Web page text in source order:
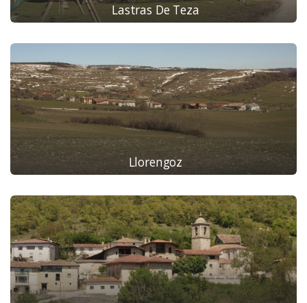
Lastras De Teza
Llorengoz